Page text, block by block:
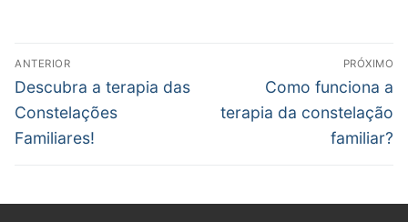
Navegação
de
Post
ANTERIOR
Post
anterior:
Descubra a terapia das
Constelações
Familiares!
PRÓXIMO
Próximo
post:
Como funciona a
terapia da constelação
familiar?